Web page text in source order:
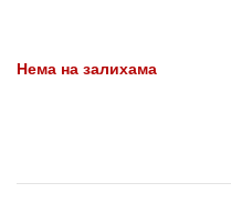
Нема на залихама